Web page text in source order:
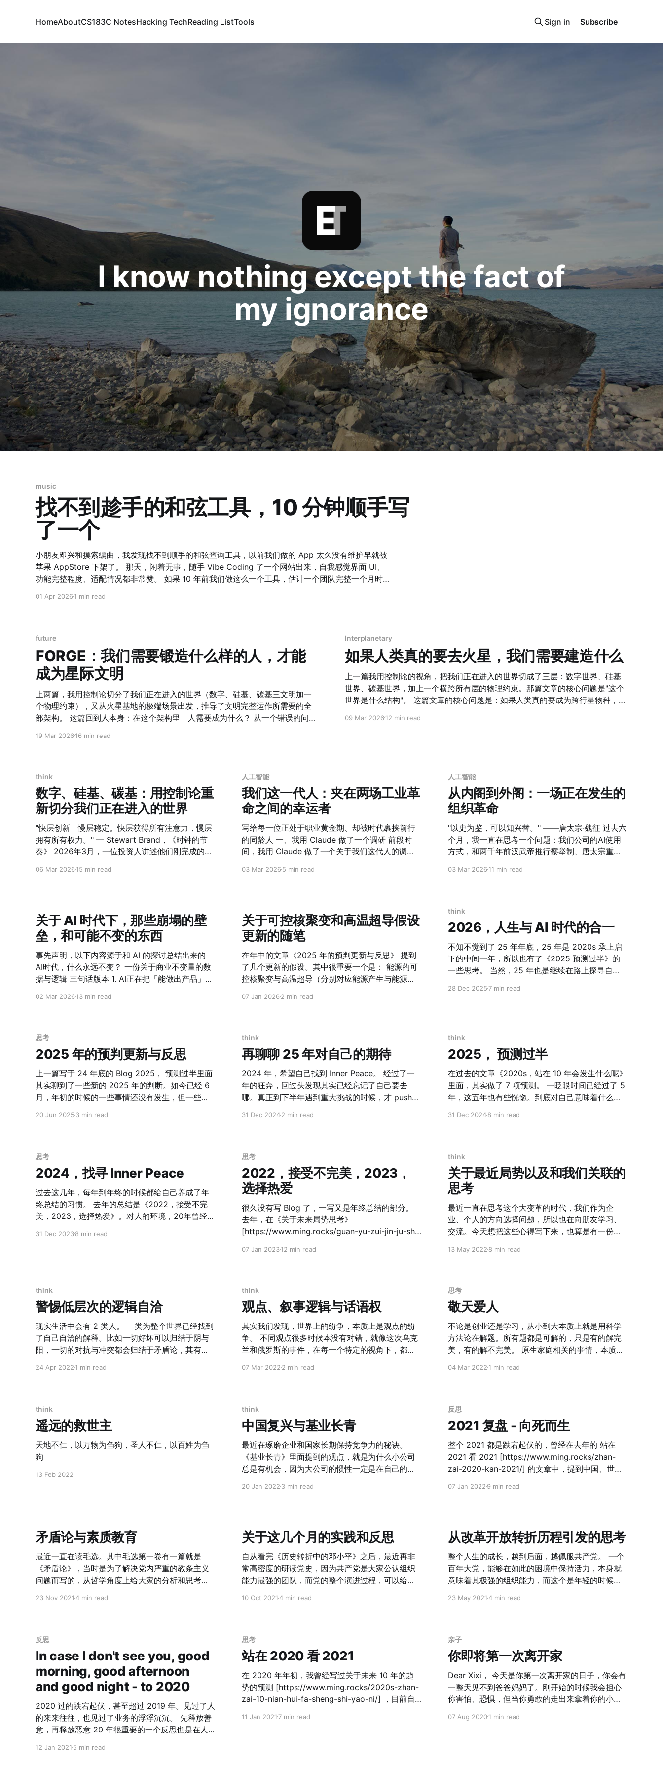
HomeAboutCS183C NotesHacking TechReading ListTools Sign in Subscribe
I know nothing except the fact of
my ignorance
music
找不到趁手的和弦工具，10 分钟顺手写
了一个
小朋友即兴和摸索编曲，我发现找不到顺手的和弦查询工具，以前我们做的 App 太久没有维护早就被
苹果 AppStore 下架了。 那天，闲着无事，随手 Vibe Coding 了一个网站出来，自我感觉界面 UI、
功能完整程度、适配情况都非常赞。 如果 10 年前我们做这么一个工具，估计一个团队完整一个月时间
Problem，而是 Define The Problem 了。
01 Apr 2026 1 min read
future
FORGE：我们需要锻造什么样的人，才能
成为星际文明
上两篇，我用控制论切分了我们正在进入的世界（数字、硅基、碳基三文明加一
个物理约束），又从火星基地的极端场景出发，推导了文明完整运作所需要的全
部架构。 这篇回到人本身：在这个架构里，人需要成为什么？ 从一个错误的问题
换的。任何一种技能，在AI加速的时代，半衰期正在快速缩短。你今天学会的工
图回答这个问题的框架。它不是技能清单，不是课程体系，不是招聘标准。它是
一张能力锻造图谱——描述一个在任何环境下都能自我维持、创造意义、推动文
明前进的人，需要在哪些维度上被锻造。 用星际文明的极端标准来定义这张图
谱，不是因为每个人都要去火星，而是因为极端场景是最好的完备性测试——在
火星基地，所有在地球上可以被外包、被忽略、被默认存在的东西，都必须被有
意识地设计和建造。用这个标准定义能力，你永远不会遗漏真正重要的东西。
19 Mar 2026 16 min read
Interplanetary
如果人类真的要去火星，我们需要建造什么
上一篇我用控制论的视角，把我们正在进入的世界切成了三层：数字世界、硅基
世界、碳基世界，加上一个横跨所有层的物理约束。那篇文章的核心问题是"这个
世界是什么结构"。 这篇文章的核心问题是：如果人类真的要成为跨行星物种，在
球通讯延迟24分钟，物资补给每26个月一次。 这不是科幻设定。SpaceX的
个压缩版的文明完备性测试。 任何一个在地球上可以被外包、被忽略、被默认存
在的功能，在这里都必须被有意识地设计和建造。没有废弃物处理系统，基地在
几周内就会崩溃。没有心理支持机制，500人的封闭社群在几个月内就会出现群
体分裂。没有治理结构，谁来决定能源优先供给居住舱还是实验室？没有代际传
承设计，第一代建造者的知识和
09 Mar 202612 min read
think
数字、硅基、碳基：用控制论重
新切分我们正在进入的世界
"快层创新，慢层稳定。快层获得所有注意力，慢层
拥有所有权力。" — Stewart Brand，《时钟的节
奏》 2026年3月，一位投资人讲述他们刚完成的AI
停车位，神经信号以每秒120米的速度在轴突中传
导，慢慢消化这一切意味着什么。 这三个场景发生
个世界，却运行在截然不同的速度维度上。 这不是
技术进步的快与慢，而是物理上的结构分层。过去
两年，我一直试图找到一个语言来描述这个我直觉
上感知到的东西，最终发现控制论给了我最清晰的
我用这个视角观察当下，我看到的不是单一技术的
线性进步，而是三个在物理上截然不同的层级正在
大。
06 Mar 2026 15 min read
人工智能
我们这一代人：夹在两场工业革
命之间的幸运者
写给每一位正处于职业黄金期、却被时代裹挟前行
的同龄人 一、我用 Claude 做了一个调研 前段时
间，我用 Claude 做了一个关于我们这代人的调
某种程度上，这件事本身就很能说明问题——我用
第四次工业革命的工具，去研究我们这代人是怎么
被第三次和第四次工业革命同时裹挟的。 四次工业
隔 核心技术突破 第一次工业革命 1760–1840 年
（首次） 蒸汽机 · 纺织机械化 · 铁路 第二次工业革
命 1870–1914 年 约 30–40 年 电力 · 内燃机
03 Mar 20265 min read
人工智能
从内阁到外阁：一场正在发生的
组织革命
"以史为鉴，可以知兴替。" ——唐太宗·魏征 过去六
个月，我一直在思考一个问题：我们公司的AI使用
方式，和两千年前汉武帝推行察举制、唐太宗重建
式。 这篇文章，是我对当下这场变革的一次系统性
思考。 一、从内阁到外阁：一个不可逆的历史进程
在我们公司内部，我把AI的使用分成了三个阶段，
并为它们起了一组政治学隐喻： 第一阶段：AI是内
阁 AI作为智识顾问，参与讨论、辅助决策，但不负
责执行。人类做判断，人类落地。AI是战略部门
组织的本质没有改变。AI是更聪明的搜索引擎和更
主决策。人类从"做所有事&
03 Mar 202611 min read
关于 AI 时代下，那些崩塌的壁
垒，和可能不变的东西
事先声明，以下内容源于和 AI 的探讨总结出来的
AI时代，什么永远不变？ 一份关于商业不变量的数
据与逻辑 三句话版本 1. AI正在把「能做出产品」这
2. 历史上每次技术变革，活下来的企业靠的都不是
科技表达想法------这是我们从第一天就相信的事。
但最近几个月，我一直在想一个很具体的问题：当
AI正在把「做产品」的成本压到接近于零的时候，
我们公司真正的壁垒，在哪里？ 我翻了大量数据和
案例，也读了YC、a16z、Sequoia、NFX的最新研
究报告，想把我的结论和推理过程都写下来，让大
术变革的反复验证：谁活下来了，凭什么？ 先建立
网、云计算-
02 Mar 2026 13 min read
关于可控核聚变和高温超导假设
更新的随笔
在年中的文章《2025 年的预判更新与反思》 提到
了几个更新的假设。其中很重要一个是： 能源的可
控核聚变与高温超导（分别对应能源产生与能源传
问题的解决。 这个背后的原始假设是： 人类苦难的
力和消费力不均衡的问题。而能源问题由 2 个部分
构成： 1. 能源的生产。这个我的假设是通过可控核
聚变来实现。 2. 能源的传输。这个我的假设是通过
高温超导来实现。 前 2 个月 Musk 在 X 上提出一
个观点，“太阳是巨大免费聚变反应堆，在地球上造
小型聚变反应堆是经济上浪费”，这个给了我不一样
实已经甚至出现了负电费的情况，意味着能源的生
源的生产。如果太阳能就已经足够我们人来使用，
那么能源生产不会成为核心瓶颈。 2. 能源的传输。
这个通过高温超导实现依旧不变，最大程度降低损
耗。 3.
07 Jan 20262 min read
think
2026，人生与 AI 时代的合一
不知不觉到了 25 年年底，25 年是 2020s 承上启
下的中间一年，所以也有了《2025 预测过半》的
一些思考。 当然，25 年也是继续在路上探寻自
是这篇文章里面对自己的期待。 关于 25 年的自我
口。今年完善了一张老的专辑，把过去的思考汇总
了一张新专辑。音乐创作有趣的事情在于，用一个
这些年的人生和心态的变化做了最忠实的记录。每
次回望，就能想起彼时彼刻的心理感受，恰如此时
此刻。 今年把老的 Demo 补全了 12 首，新的专辑
创作了 8 首，也算是把十多年的音乐拖延症打破
28 Dec 20257 min read
思考
2025 年的预判更新与反思
上一篇写于 24 年底的 Blog 2025， 预测过半里面
其实聊到了一些新的 2025 年的判断。如今已经 6
月，年初的时候的一些事情还没有发生，但一些事
的恐慌之中，但 DS 的横空出世让情况有了根本性
的变化。互联网女王最新的报告「Trends -
Artificial Intelligence」也重点篇幅讲到了中国和美
国竞争最高点的地缘政治。这个对每一个中国人来
说，绝对是利好的机会。 2. 中国和美国的对抗会持
续，也就意味着长期大的稳定的 beta 是不存在的，
伊冲突，包括4月发起的贸易战，无不显示出来地缘
20 Jun 2025 3 min read
think
再聊聊 25 年对自己的期待
2024 年，希望自己找到 Inner Peace。 经过了一
年的狂奔，回过头发现其实已经忘记了自己要去
哪。真正到下半年遇到重大挑战的时候，才 push
否真的相信自己 Deserve it and eager to it。 其二
人总是希望，当xxxx之后，就能xxxx。 而忽略
了，美好不一定一直会按照我们预期发生可能是常
态。 如果人生是一场长跑，选择一个自己能舒服
的、持续的方式。 纵贯线说： 我们就各自用 舒服
的姿势 用擅长的方式 给人生我们的 不管是一种告
解 还是一份答辩词 也有人说： 水不争先，争的是
滔滔不绝 其三 Elon Musk 很幸福，
31 Dec 20242 min read
think
2025， 预测过半
在过去的文章《2020s，站在 10 年会发生什么呢》
里面，其实做了 7 项预测。 一眨眼时间已经过了 5
年，这五年也有些恍惚。到底对自己意味着什么？
球化欣欣向荣的时期，看起来很长，但放眼到整个
7 千年人类文明史来说，如此的时代也是十个手指
能数出来。 自古以来，盛世少而乱世多。盛世出才
子，乱世出英雄。不同时代有不同的活法，但习惯
了上一个时代的人，不一定能适应下一个时代。 对
于我们自己，则是跳出来看时代的「电梯」，有可
能过去的成就都是在这个电梯中获得的，电梯变
整：
31 Dec 20248 min read
思考
2024，找寻 Inner Peace
过去这几年，每年到年终的时候都给自己养成了年
终总结的习惯。 去年的总结是《2022，接受不完
美，2023，选择热爱》。对大的环境，20年曾经写
没有变化。 但是具体落下到每一年，会发现事情的
而生，到 22 年接受不完美，用热爱来驱动，其实
会发现，任何一个团队、任何一个事物的发展，热
爱驱动是早期的，但是往后面一定会遇到瓶颈。 当
年高祖从起兵到统一只用了 7 年；共产党从 27 年
武装起义到统一中国用了 22 年，全面抗战到统一
只用了 12 年；而曹丞相花了 31
31 Dec 20238 min read
思考
2022，接受不完美，2023，
选择热爱
很久没有写 Blog 了，一写又是年终总结的部分。
去年，在《关于未来局势思考》
[https://www.ming.rocks/guan-yu-zui-jin-ju-shi-
中，曾经聊到了对于未来全球经济形势的预判，而
2021 整个双减的影响，以及我当时对未来的一些推
测。里面有些已经发生，更多的当然还没有发生。
我曾经认为： > 未来五年是一个逐步收权的过程 但
是实在是经济下滑过厉害，目前看起来整个的决策
方向有着本质的扭转。
07 Jan 202312 min read
think
关于最近局势以及和我们关联的
思考
最近一直在思考这个大变革的时代，我们作为企
业、个人的方向选择问题，所以也在向朋友学习、
交流。今天想把这些心得写下来，也算是有一份输
的人多于不愿让其发生的人时，才有可能发生的；
乌战争 比如这场战争。 首先，美国当让希望其他发
生，才能够收割欧洲，利用美元依旧是储蓄货币的
强势，缓解国内通胀与其他矛盾的危机； 其次，俄
罗斯虽然不愿意，也需要让他发生。一方面是国内
矛盾的向外转移，一方面是由于自身的安全受到挤
压，否则俄罗斯将会彻底沦落为三流国家； 中国也
都是发生在大哥控制力下降的时候，古今中外莫过
被打断； 乌克兰没有选择，但既然开战，就需要摆
出姿态。他们显然不会投奔俄罗斯；其次，如果两
边都不讨好，最后好权贵一定是死无葬身；对乌克
兰权贵来讲，唯一的选择就是全面拥抱西方，让自
己有退路； 欧洲也没有选择，选择 foll
13 May 20228 min read
think
警惕低层次的逻辑自洽
现实生活中会有 2 类人。 一类为整个世界已经找到
了自己自洽的解释。比如一切好坏可以归结于阴与
阳，一切的对抗与冲突都会归结于矛盾论，其有合
都在找一个自己认为的合理解释，并为之争吵； 另
应该怎么才是对的，怎么样才能解决？前人的解释
是完美的么？怎么推翻？ 欧洲的启蒙运动就源于第
二类的哲思，而中国的「竖而不破」的哲学则更像
第一类。 不过可怕的在于，人过早的找到了人生的
自洽解释，所有一切归结于「中庸」、「阴阳」，
与低层次逻辑自洽理解的是不一样的。 那如何提升
法论提出质疑和寻求更优解； 3. 多读书，并且思考
当时前人逻辑自洽的场景、背景、前提，而非只是
追求其逻辑正确性； 4. 多应用多做决策，才能感受
这其中的微妙差别；
24 Apr 2022 1 min read
think
观点、叙事逻辑与话语权
其实我们发现，世界上的纷争，本质上是观点的纷
争。 不同观点很多时候本没有对错，就像这次乌克
兰和俄罗斯的事件，在每一个特定的视角下，都有
思主义经济学，本质是完全不同的叙事逻辑。他核
心对于资本主义分析的出发点来自于剩余价值的创
造上。 同样，当年教员选择的叙事逻辑，是把中国
分成了农民、地主、小资产阶级、民族资产阶级、
大资产阶级和工人，对于人群的划分本质就决定了
共产党思维中的叙事逻辑，用这一套逻辑在解释事
定都是对的。 西方则是基于冷战后民主与自由的叙
争夺，更本质的是叙事逻辑的争夺。 西方最大的优
势在于他们是当前全球主流的叙事逻辑，所以把控
着大家的观点和话语权。 对于公司、对于组织来
说，统一思想的本质，就在于统一话语体系和叙事
逻
07 Mar 20222 min read
思考
敬天爱人
不论是创业还是学习，从小到大本质上就是用科学
方法论在解题。所有题都是可解的，只是有的解完
美，有的解不完美。 原生家庭相关的事情，本质是
是类似的。 如果生命的意义就是在面向死亡的必然
中在宇宙中留下一滴尘埃；那生活的意义就是在明
知不可解的问题上锻炼自己的修为，并在这个过程
中保持着热爱。 有人说 Elon Musk 渣，他回应
说，我爱的是全人类。 或许，「敬天爱人」的另一
层含义就是： 向死而活，问心无愧。 或许，这会成
04 Mar 20221 min read
think
遥远的救世主
天地不仁，以万物为刍狗，圣人不仁，以百姓为刍
狗
13 Feb 2022
think
中国复兴与基业长青
最近在琢磨企业和国家长期保持竞争力的秘诀。
《基业长青》里面提到的观点，就是为什么小公司
总是有机会，因为大公司的惯性一定是在自己的既
死于效率低，而是效率过高 PMF 是 product-
机、智能手机的故事，都是重复印证这个道理。 有
意思的是拿这个来看到中西方的竞争关系。 中国的
优势： 全球最大的单一市场，巨型国家的组织效率
和千年组织效率的沉淀，决定了这个国家在运行效
率和平稳性上一定都是地球最强。比如高铁，地球
上没有任何一个国家有那个资源、国土、人口密度
的劣势： 我们发现，不论西方产生什么样的创新，
一旦中国学会了去规模化，一定会做到的都是成本
最低、性能最优。这个是由「中国是全球最大的单
一市场」和「巨型国家」这两个要素决定的。这个
和企业失速的原因类似，
20 Jan 20223 min read
反思
2021 复盘 - 向死而生
整个 2021 都是跌宕起伏的，曾经在去年的 站在
2021 看 2021 [https://www.ming.rocks/zhan-
zai-2020-kan-2021/] 的文章中，提到中国、世
生，比如老牌互联网公司的打压，以及政府监管的
步复苏，也带动了中国的出口额创新高。那 2022
年，整个的大的形势可能会是什么样呢？ 经济与政
治 关于监管和反垄断以及去杠杆的逐步落地，今年
预计整个的经济大环境会逐步回暖以及进入宽松阶
段。比如蚂蚁的国资背景等等的进入。国人一直强
调和讲究「中庸」的道理，不能过左也不能过右。
07 Jan 20229 min read
矛盾论与素质教育
最近一直在读毛选。其中毛选第一卷有一篇就是
《矛盾论》，当时是为了解决党内严重的教条主义
问题而写的，从哲学角度上给大家的分析和思考方
丝万缕中抓住主要矛盾，然后再一杆子插到底，牵
引出所有的解法。同样，当前我们都会遇到各种各
样的问题，PBL 的思路，只会让我们陷入无休止的
问题当中，矛盾论的思想是最有助于帮我们找到那
一个核心因素的。 矛盾的普遍性和特殊性 这个点其
存在，且事物发展的根本原因，不是在事物的外
部，而是在于内部的矛盾性。比如，中国改革开放
前的主要矛盾是： > 人们日益增长的物质文化需求
与落后生产力之间的矛盾 这个本质是人民内部矛
23 Nov 20214 min read
关于这几个月的实践和反思
自从看完《历史转折中的邓小平》之后，最近再非
常高密度的研读党史，因为共产党是大家公认组织
能力最强的团队，而党的整个演进过程，可以给予
[https://www.ming.rocks/cong-gai-ge-kai-fang-
zhuan-zhe-li-cheng-yin-fa-de-si-kao/] 之后，其
实这几个月也在团队中做了一些实践，不能说都做
的很好，但是还是有效的，也顺便自己做个复盘。
> 找到关键症结作为撬动点，接下来就是见招拆
招。 在整个团队整顿过程中，核心观察要素由单量
此数据看板的重新调整，本质就意味着管理者思路
10 Oct 20214 min read
从改革开放转折历程引发的思考
整个人生的成长，越到后面，越佩服共产党。 一个
百年大党，能够在如此的困境中保持活力，本身就
意味着其极强的组织能力，而这个是年轻的时候的
[https://www.ming.rocks/guan-yu-zhong-guo-
zhao-suo-kong-shi-kai-bu-liao-suo-de/]；曾经
也在看《毛选》中感慨 团结大多数的力量，以及
35 岁毛泽东在《 中国的红色政权为什么能够存
在》文章中展现出来的洞察力。 最近在新看《
23 May 20214 min read
反思
In case I don't see you, good
morning, good afternoon
and good night - to 2020
2020 过的跌宕起伏，甚至超过 2019 年。见过了人
的来来往往，也见过了业务的浮浮沉沉。 先释放善
意，再释放恶意 20 年很重要的一个反思也是在人
降兵上，20 年的反思则是在如何降将上。 19 年经
12 Jan 2021 5 min read
思考
站在 2020 看 2021
在 2020 年年初，我曾经写过关于未来 10 年的趋
势的预测 [https://www.ming.rocks/2020s-zhan-
zai-10-nian-hui-fa-sheng-shi-yao-ni/] ，目前自
因为疫情，整个世界都过的很玄幻。印象 19 年底的
11 Jan 20217 min read
亲子
你即将第一次离开家
Dear Xixi， 今天是你第一次离开家的日子，你会有
一整天见不到爸爸妈妈了。刚开始的时候我会担心
你害怕、恐惧，但当你勇敢的走出来拿着你的小恐
丝的失落。 这就像《小王子》里面的狐狸与小王
07 Aug 20201 min read